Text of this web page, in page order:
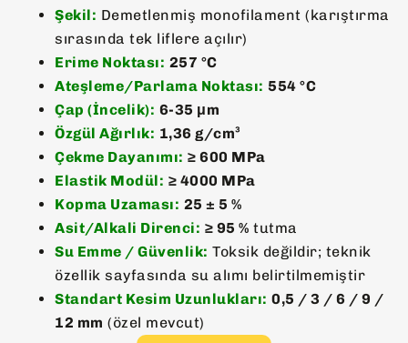
Şekil: Demetlenmiş monofilament (karıştırma
sırasında tek liflere açılır)
Erime Noktası: 257 °C
Ateşleme/Parlama Noktası: 554 °C
Çap (İncelik): 6-35 μm
Özgül Ağırlık: 1,36 g/cm³
Çekme Dayanımı: ≥ 600 MPa
Elastik Modül: ≥ 4000 MPa
Kopma Uzaması: 25 ± 5 %
Asit/Alkali Direnci: ≥ 95 % tutma
Su Emme / Güvenlik: Toksik değildir; teknik
özellik sayfasında su alımı belirtilmemiştir
Standart Kesim Uzunlukları: 0,5 / 3 / 6 / 9 /
12 mm (özel mevcut)